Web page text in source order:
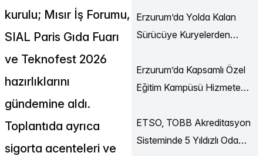
kurulu; Mısır İş Forumu,
SIAL Paris Gıda Fuarı
ve Teknofest 2026
hazırlıklarını
gündemine aldı.
Toplantıda ayrıca
sigorta acenteleri ve
Düzenlendi
Erzurum’da Yolda Kalan
Sürücüye Kuryelerden
Erzurum’da Kapsamlı Özel
Eğitim Kampüsü Hizmete
ETSO, TOBB Akreditasyon
Sisteminde 5 Yıldızlı Oda